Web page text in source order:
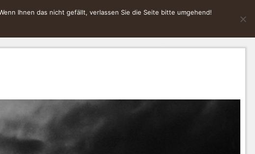
Ihnen das nicht gefällt, verlassen Sie die Seite bitte umgehend!